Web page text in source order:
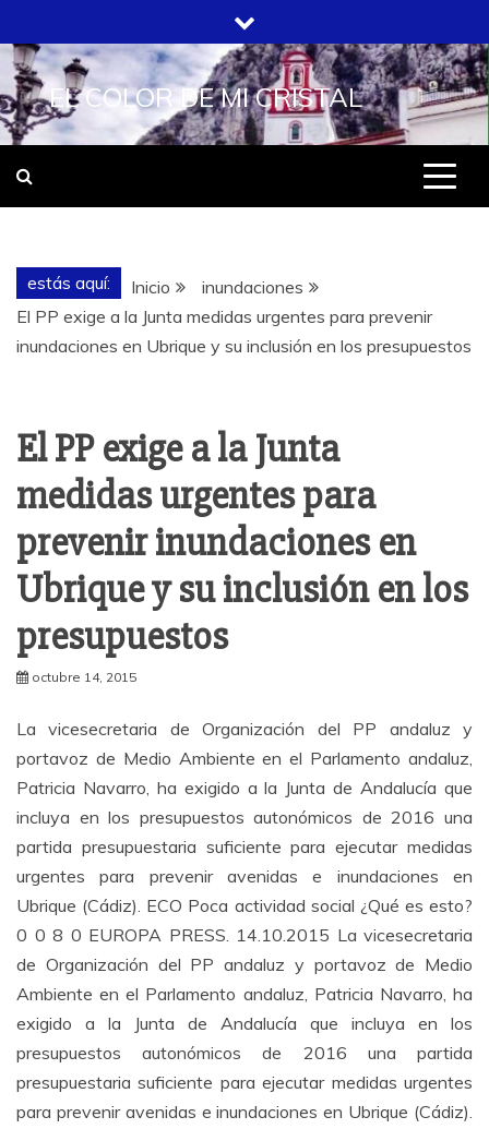
al
contenido
EL COLOR DE MI CRISTAL
estás aquí: Inicio
inundaciones
El PP exige a la Junta medidas urgentes para prevenir
inundaciones en Ubrique y su inclusión en los presupuestos
El PP exige a la Junta
medidas urgentes para
prevenir inundaciones en
Ubrique y su inclusión en los
presupuestos
octubre 14, 2015
La vicesecretaria de Organización del PP andaluz y
portavoz de Medio Ambiente en el Parlamento andaluz,
Patricia Navarro, ha exigido a la Junta de Andalucía que
incluya en los presupuestos autonómicos de 2016 una
partida presupuestaria suficiente para ejecutar medidas
urgentes para prevenir avenidas e inundaciones en
Ubrique (Cádiz). ECO Poca actividad social ¿Qué es esto?
0 0 8 0 EUROPA PRESS. 14.10.2015 La vicesecretaria
de Organización del PP andaluz y portavoz de Medio
Ambiente en el Parlamento andaluz, Patricia Navarro, ha
exigido a la Junta de Andalucía que incluya en los
presupuestos autonómicos de 2016 una partida
presupuestaria suficiente para ejecutar medidas urgentes
para prevenir avenidas e inundaciones en Ubrique (Cádiz).